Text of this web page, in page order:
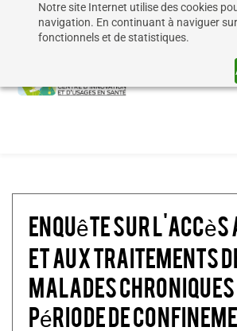
Notre site Internet utilise des cookies
navigation. En continuant à naviguer
fonctionnels et de statistiques.
content
Enquête sur l'accès
et aux traitements
malades chroniques
période de